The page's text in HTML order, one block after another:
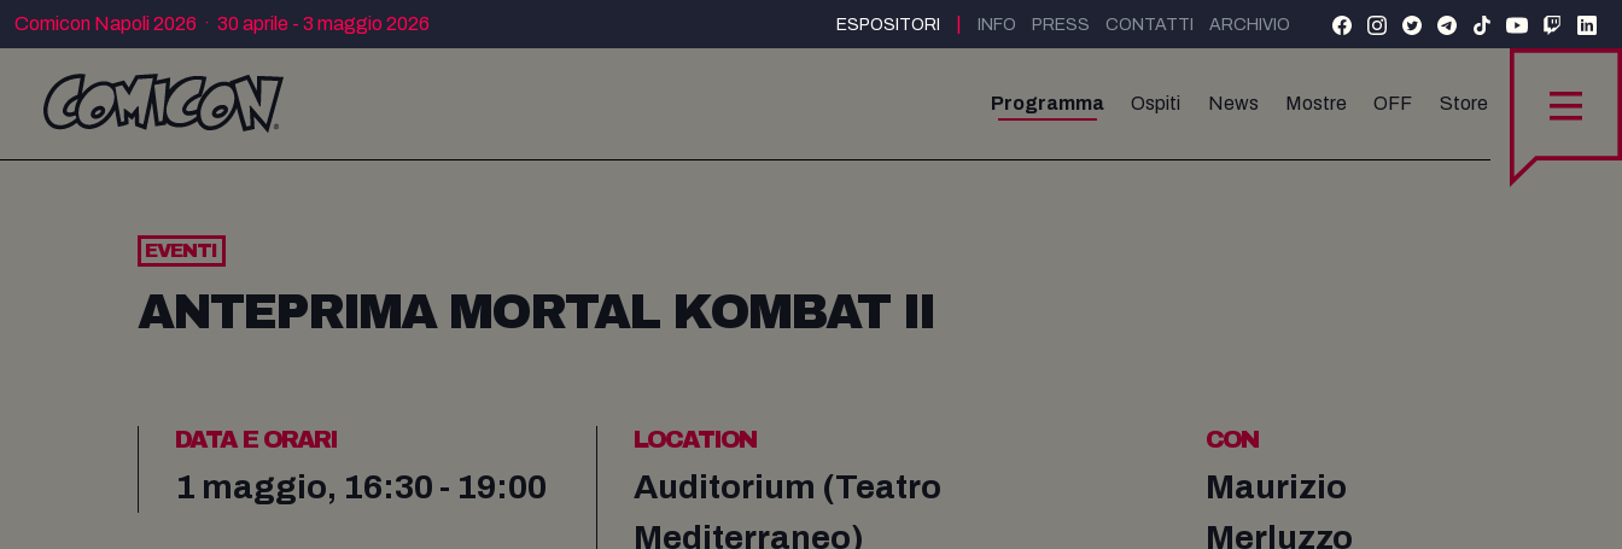
Comicon Napoli 2026 · 30 aprile - 3 maggio 2026 ESPOSITORI INFO PRESS CONTATTI ARCHIVIO
Programma Ospiti News Mostre OFF Store
EVENTI
ANTEPRIMA MORTAL KOMBAT II
DATA E ORARI
1 maggio, 16:30 - 19:00
LOCATION
Auditorium (Teatro
Mediterraneo)
CON
Maurizio
Merluzzo